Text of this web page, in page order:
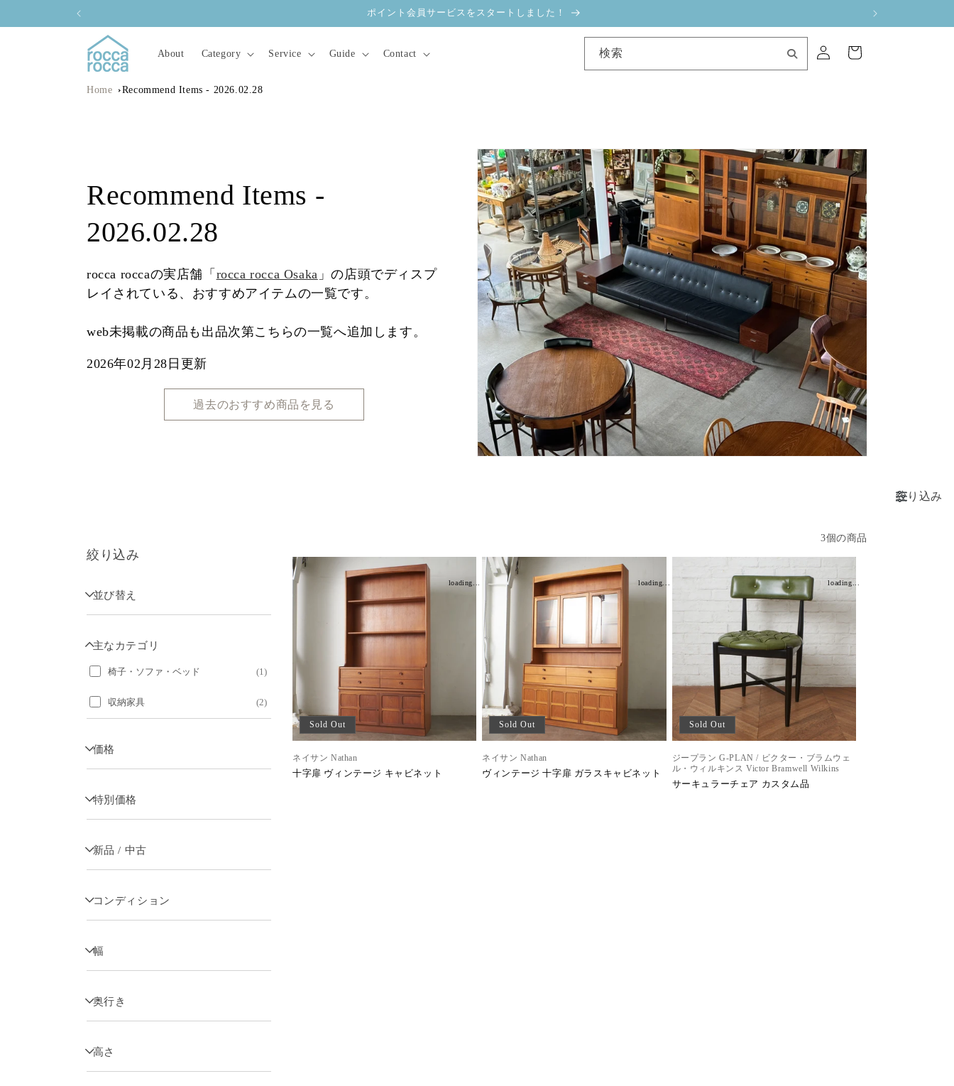
進む
ポイント会員サービスをスタートしました！
About Category Service Guide Contact 検索
ロ
グ
イ
ー
Home
Recommend Items - 2026.02.28
コ
レ
ク
シ
ョ
ン
Recommend Items -
2026.02.28
rocca roccaの実店舗「 rocca rocca Osaka 」の店頭でディスプ
レイされている、おすすめアイテムの一覧です。
web未掲載の商品も出品次第こちらの一覧へ追加します。
2026年02月28日更新
過去のおすすめ商品を見る
絞り込み
3個の商品
絞り込み
並び替え
主なカテゴリ
椅子・ソファ・ベッド (1 )
収納家具 (2)
価格
特別価格
新品 / 中古
コンディション
幅
奥行き
高さ
Sold Out
ネイサン Nathan
十字扉 ヴィンテージ キャビネット
loading...
Sold Out
ネイサン Nathan
ヴィンテージ 十字扉 ガラスキャビネット
loading...
Sold Out
ジープラン G-PLAN / ビクター・ブラムウェ
ル・ウィルキンス Victor Bramwell Wilkins
サーキュラーチェア カスタム品
loading...